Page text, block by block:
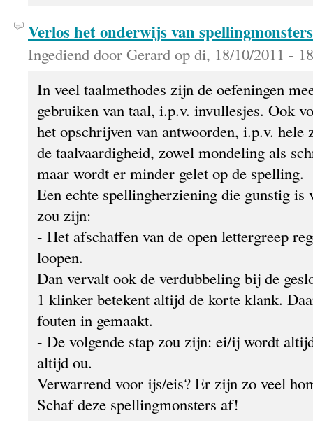
Verlos het onderwijs van
Ingediend door Gerard op di, 18/10/2011 -
In veel taalmethodes zijn de oefeningen
gebruiken van taal, i.p.v. invullesjes. Ook
het opschrijven van antwoorden, i.p.v. hele
de taalvaardigheid, zowel mondeling als
maar wordt er minder gelet op de spelling.
Een echte spellingherziening die gunstig is
zou zijn:
- Het afschaffen van de open lettergreep
loopen.
Dan vervalt ook de verdubbeling bij de
1 klinker betekent altijd de korte klank.
fouten in gemaakt.
- De volgende stap zou zijn: ei/ij wordt
altijd ou.
Verwarrend voor ijs/eis? Er zijn zo veel
Schaf deze spellingmonsters af!